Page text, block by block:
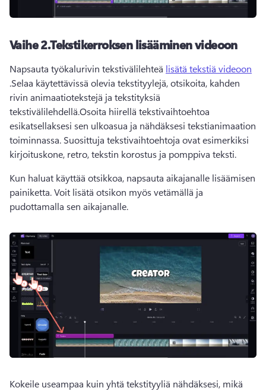
Vaihe 2.Tekstikerroksen lisääminen videoon
Napsauta työkalurivin tekstivälilehteä lisätä tekstiä videoon
.Selaa käytettävissä olevia tekstityylejä, otsikoita, kahden
rivin animaatiotekstejä ja tekstityksiä
tekstivälilehdellä.Osoita hiirellä tekstivaihtoehtoa
esikatsellaksesi sen ulkoasua ja nähdäksesi tekstianimaation
toiminnassa. Suosittuja tekstivaihtoehtoja ovat esimerkiksi
kirjoituskone, retro, tekstin korostus ja pomppiva teksti.
Kun haluat käyttää otsikkoa, napsauta aikajanalle lisäämisen
painiketta. Voit lisätä otsikon myös vetämällä ja
pudottamalla sen aikajanalle.
Kokeile useampaa kuin yhtä tekstityyliä nähdäksesi, mikä